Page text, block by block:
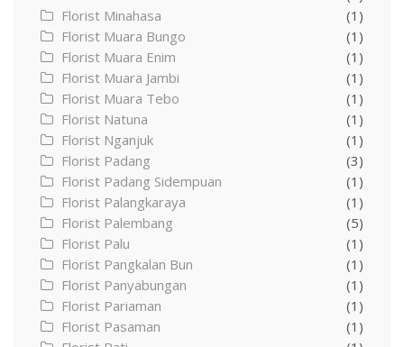
Florist Minahasa
(1)
Florist Muara Bungo
(1)
Florist Muara Enim
(1)
Florist Muara Jambi
(1)
Florist Muara Tebo
(1)
Florist Natuna
(1)
Florist Nganjuk
(1)
Florist Padang
(3)
Florist Padang Sidempuan
(1)
Florist Palangkaraya
(1)
Florist Palembang
(5)
Florist Palu
(1)
Florist Pangkalan Bun
(1)
Florist Panyabungan
(1)
Florist Pariaman
(1)
Florist Pasaman
(1)